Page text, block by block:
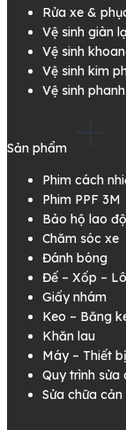
Rửa xe &
Vệ sinh giàn
Vệ sinh
Vệ sinh kim
Vệ sinh
Sản phẩm
Phim cách
Phim PPF 3M
Bảo hộ lao
Chăm sóc xe
Đánh bóng
Đế – Xốp –
Giấy nhám
Keo – Băng
Khăn lau
Máy – Thiết bị
Quy trình sửa
Sửa chữa cản